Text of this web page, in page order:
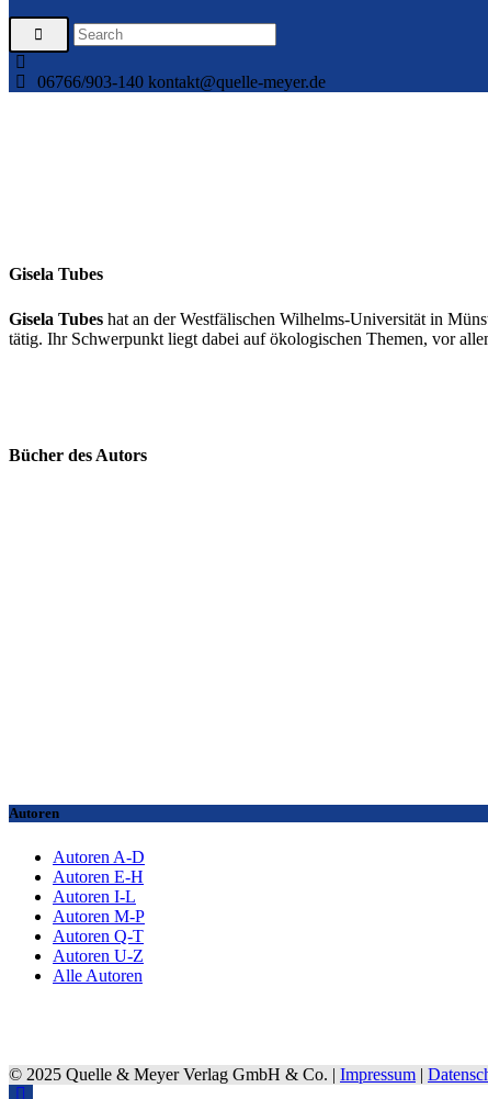
06766/903-140 kontakt@quelle-meyer.de
Gisela Tubes
Gisela Tubes hat an der Westfälischen Wilhelms-Universität in
tätig. Ihr Schwerpunkt liegt dabei auf ökologischen Themen, vor
Bücher des Autors
Autoren
Autoren A-D
Autoren E-H
Autoren I-L
Autoren M-P
Autoren Q-T
Autoren U-Z
Alle Autoren
© 2025 Quelle & Meyer Verlag GmbH & Co. | Impressum |